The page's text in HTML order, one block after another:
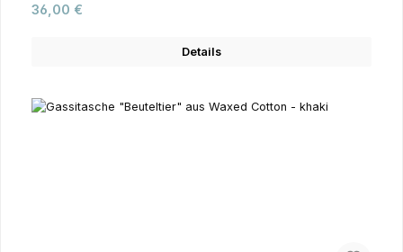
Regulärer Preis:
36,00 €
Details